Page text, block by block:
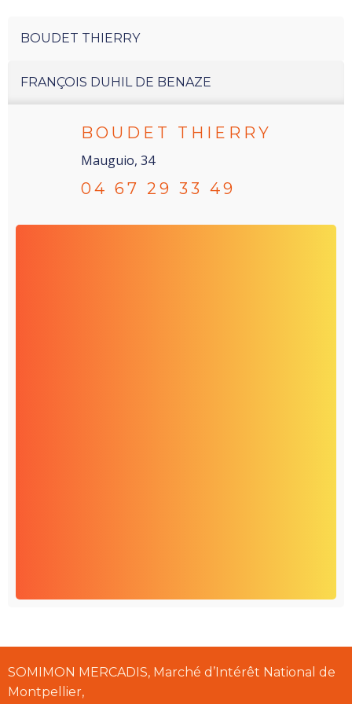
BOUDET THIERRY
FRANÇOIS DUHIL DE BENAZE
BOUDET THIERRY
Mauguio, 34
04 67 29 33 49
SOMIMON MERCADIS, Marché d’Intérêt National de
Montpellier,